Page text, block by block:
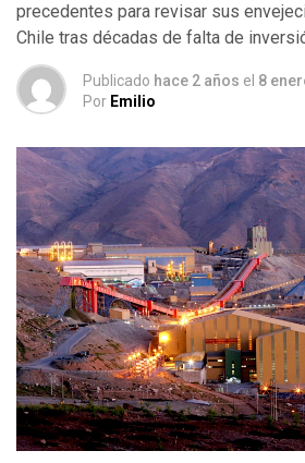
precedentes para revisar sus
Chile tras décadas de falta de
Publicado hace 2 años el 8
Por Emilio